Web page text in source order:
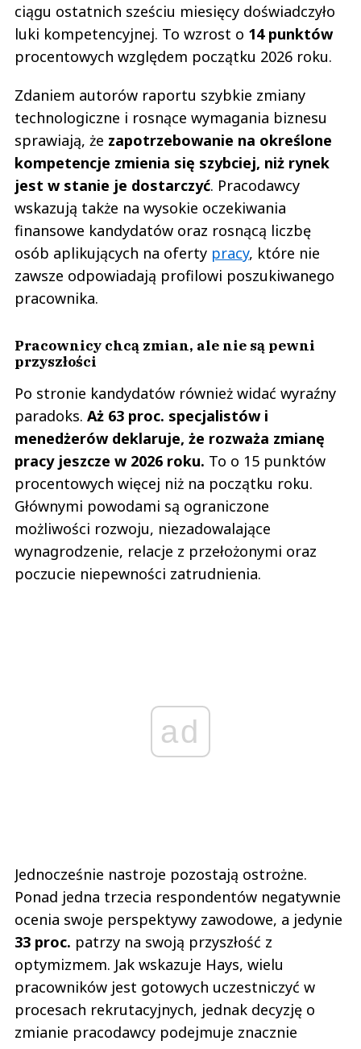
ciągu ostatnich sześciu miesięcy doświadczyło
luki kompetencyjnej. To wzrost o 14 punktów
procentowych względem początku 2026 roku.
Zdaniem autorów raportu szybkie zmiany
technologiczne i rosnące wymagania biznesu
sprawiają, że zapotrzebowanie na określone
kompetencje zmienia się szybciej, niż rynek
jest w stanie je dostarczyć. Pracodawcy
wskazują także na wysokie oczekiwania
finansowe kandydatów oraz rosnącą liczbę
osób aplikujących na oferty pracy, które nie
zawsze odpowiadają profilowi poszukiwanego
pracownika.
Pracownicy chcą zmian, ale nie są pewni
przyszłości
Po stronie kandydatów również widać wyraźny
paradoks. Aż 63 proc. specjalistów i
menedżerów deklaruje, że rozważa zmianę
pracy jeszcze w 2026 roku. To o 15 punktów
procentowych więcej niż na początku roku.
Głównymi powodami są ograniczone
możliwości rozwoju, niezadowalające
wynagrodzenie, relacje z przełożonymi oraz
poczucie niepewności zatrudnienia.
ad
Jednocześnie nastroje pozostają ostrożne.
Ponad jedna trzecia respondentów negatywnie
ocenia swoje perspektywy zawodowe, a jedynie
33 proc. patrzy na swoją przyszłość z
optymizmem. Jak wskazuje Hays, wielu
pracowników jest gotowych uczestniczyć w
procesach rekrutacyjnych, jednak decyzję o
zmianie pracodawcy podejmuje znacznie